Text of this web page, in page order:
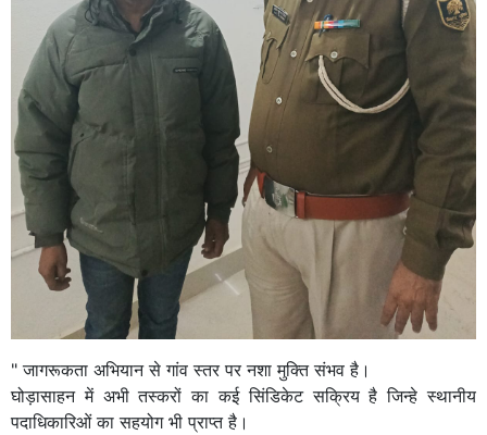
" जागरूकता अभियान से गांव स्तर पर नशा मुक्ति संभव है।
घोड़ासाहन में अभी तस्करों का कई सिंडिकेट सक्रिय है जिन्हे स्थानीय
पदाधिकारिओं का सहयोग भी प्राप्त है।